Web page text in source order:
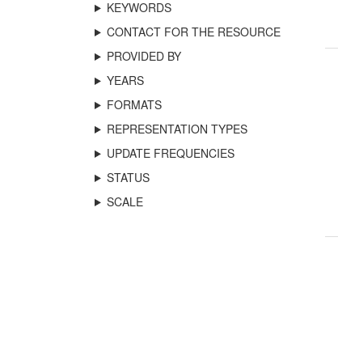
KEYWORDS
CONTACT FOR THE RESOURCE
PROVIDED BY
YEARS
FORMATS
REPRESENTATION TYPES
UPDATE FREQUENCIES
STATUS
SCALE